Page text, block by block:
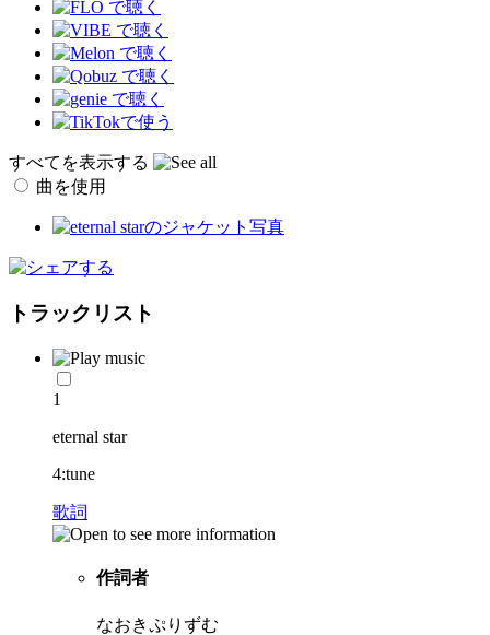
すべてを表示する
曲を使用
トラックリスト
1
eternal star
4:tune
歌詞
作詞者
なおきぷりずむ